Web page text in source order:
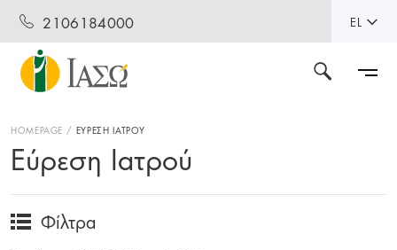
2106184000 EL
HOMEPAGE ΕΥΡΕΣΗ ΙΑΤΡΟΥ
Εύρεση Ιατρού
Φίλτρα